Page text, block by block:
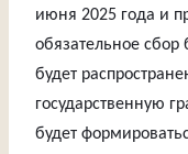
июня 2025 года и
обязательное
будет
государственную
будет